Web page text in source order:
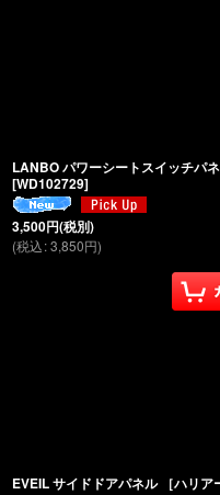
LANBO パワーシートスイッチパ
[WD102729]
3,500円(税別)
(税込:3,850円)
EVEIL サイドドアパネル ［ハリア